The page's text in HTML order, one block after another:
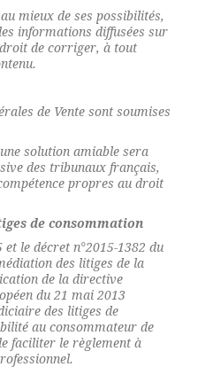
mieux de ses possibilités,
informations diffusées sur
de corriger, à tout
de Vente sont soumises
solution amiable sera
des tribunaux français,
propres au droit
de consommation
le décret n°2015-1382 du
des litiges de la
de la directive
du 21 mai 2013
des litiges de
au consommateur de
faciliter le règlement à